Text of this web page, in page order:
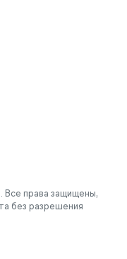
права защищены,
без разрешения